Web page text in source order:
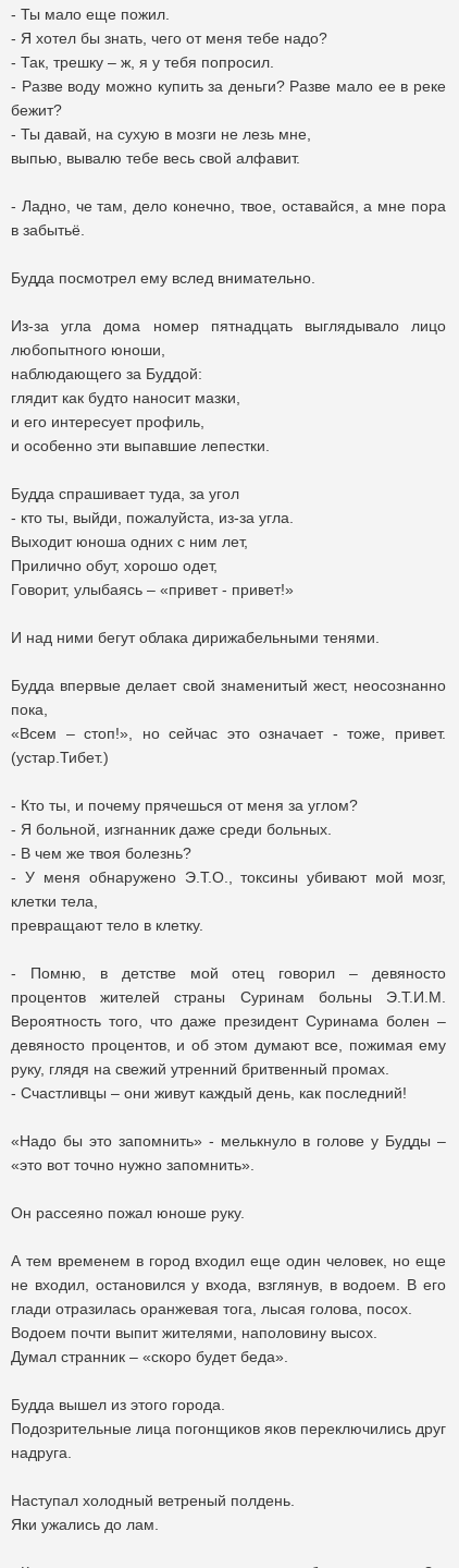
- Ты мало еще пожил.
- Я хотел бы знать, чего от меня тебе надо?
- Так, трешку – ж, я у тебя попросил.
- Разве воду можно купить за деньги? Разве мало ее в реке
бежит?
- Ты давай, на сухую в мозги не лезь мне,
выпью, вывалю тебе весь свой алфавит.
- Ладно, че там, дело конечно, твое, оставайся, а мне пора
в забытьё.
Будда посмотрел ему вслед внимательно.
Из-за угла дома номер пятнадцать выглядывало лицо
любопытного юноши,
наблюдающего за Буддой:
глядит как будто наносит мазки,
и его интересует профиль,
и особенно эти выпавшие лепестки.
Будда спрашивает туда, за угол
- кто ты, выйди, пожалуйста, из-за угла.
Выходит юноша одних с ним лет,
Прилично обут, хорошо одет,
Говорит, улыбаясь – «привет - привет!»
И над ними бегут облака дирижабельными тенями.
Будда впервые делает свой знаменитый жест, неосознанно
пока,
«Всем – стоп!», но сейчас это означает - тоже, привет.
(устар.Тибет.)
- Кто ты, и почему прячешься от меня за углом?
- Я больной, изгнанник даже среди больных.
- В чем же твоя болезнь?
- У меня обнаружено Э.Т.О., токсины убивают мой мозг,
клетки тела,
превращают тело в клетку.
- Помню, в детстве мой отец говорил – девяносто
процентов жителей страны Суринам больны Э.Т.И.М.
Вероятность того, что даже президент Суринама болен –
девяносто процентов, и об этом думают все, пожимая ему
руку, глядя на свежий утренний бритвенный промах.
- Счастливцы – они живут каждый день, как последний!
«Надо бы это запомнить» - мелькнуло в голове у Будды –
«это вот точно нужно запомнить».
Он рассеяно пожал юноше руку.
А тем временем в город входил еще один человек, но еще
не входил, остановился у входа, взглянув, в водоем. В его
глади отразилась оранжевая тога, лысая голова, посох.
Водоем почти выпит жителями, наполовину высох.
Думал странник – «скоро будет беда».
Будда вышел из этого города.
Подозрительные лица погонщиков яков переключились друг
надруга.
Наступал холодный ветреный полдень.
Яки ужались до лам.